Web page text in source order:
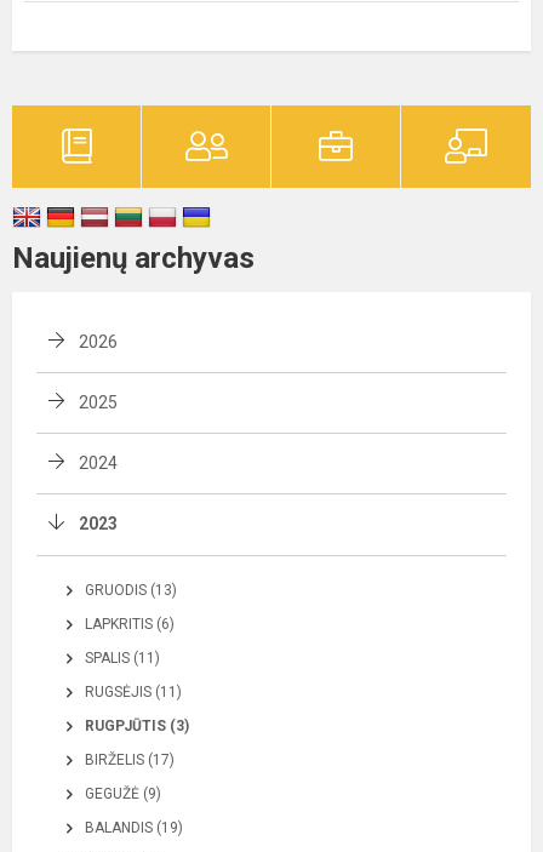
Naujienų archyvas
2026
2025
2024
2023
GRUODIS (13)
LAPKRITIS (6)
SPALIS (11)
RUGSĖJIS (11)
RUGPJŪTIS (3)
BIRŽELIS (17)
GEGUŽĖ (9)
BALANDIS (19)